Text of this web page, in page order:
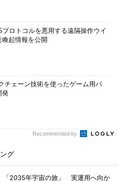
プロトコルを悪用する遠隔操作ウイ
起情報を公開
チェーン技術を使ったゲーム用バ
発
Recommended by
グ
「2035年宇宙の旅」 実運用へ向か